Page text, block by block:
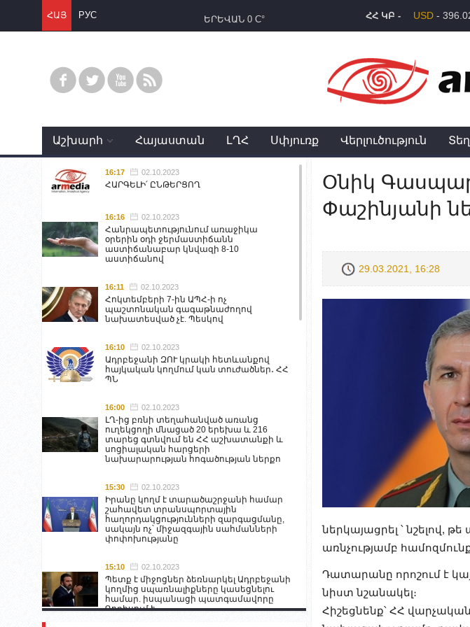
ՀԱՅ РУС ԵՐԵՎԱՆ 0 C° ՀՀ ԿԲ - USD -
Աշխարհ Հայաստան ԼՂՀ Սփյուռք Վերլուծություն
Օնիկ
Փաշինյանի
29.03.2021, 16:28
ներկայացրել ՝ նշելով,
առնչությամբ
Դատարանը որոշում է
նիստ նշանակել։
Հիշեցնենք՝ ՀՀ
16:17 02.10.2023
ՀԱՐԳԵԼԻ՛ ԸՆԹԵՐՑՈՂ
16:16 02.10.2023
Հանրապետությունում առաջիկա
օրերին օդի ջերմաստիճանն
աստիճանաբար կնվազի 8-10
աստիճանով
16:11 02.10.2023
Հոկտեմբերի 7-ին ԱՊՀ-ի ոչ
պաշտոնական գագաթնաժողով
նախատեսված չէ. Պեսկով
16:10 02.10.2023
Ադրբեջանի ԶՈՒ կրակի հետևանքով
հայկական կողմում կան տուժածներ․ ՀՀ
ՊՆ
16:00 02.10.2023
ԼՂ-ից բռնի տեղահանված առանց
ուղեկցողի մնացած 20 երեխա և 216
տարեց գտնվում են ՀՀ աշխատանքի և
սոցիալական հարցերի
նախարարության հոգածության ներքո
15:30 02.10.2023
Իրանը կողմ է տարածաշրջանի համար
շահավետ տրանսպորտային
հաղորդակցությունների զարգացմանը,
սակայն ոչ՝ միջազգային սահմանների
փոփոխությանը
15:10 02.10.2023
Պետք է միջոցներ ձեռնարկել Ադրբեջանի
կողմից սպառնալիքները կասեցնելու
համար. իսպանացի պատգամավորը
Գորիսում է